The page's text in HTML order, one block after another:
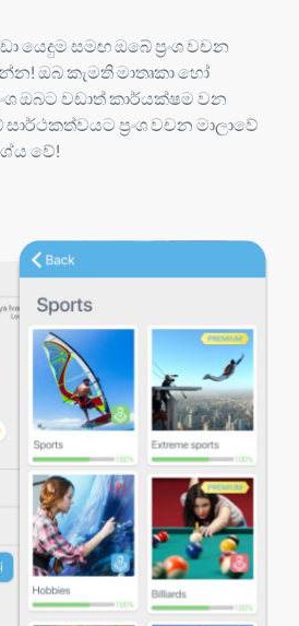
යෙදුම සමඟ ඔබේ ප්‍රංශ වචන
ඔබ කැමති මාතෘකා හෝ
ඔබට වඩාත් කාර්යක්ෂම වන
ප්‍රංශ වචන මාලාවේ
වේ!